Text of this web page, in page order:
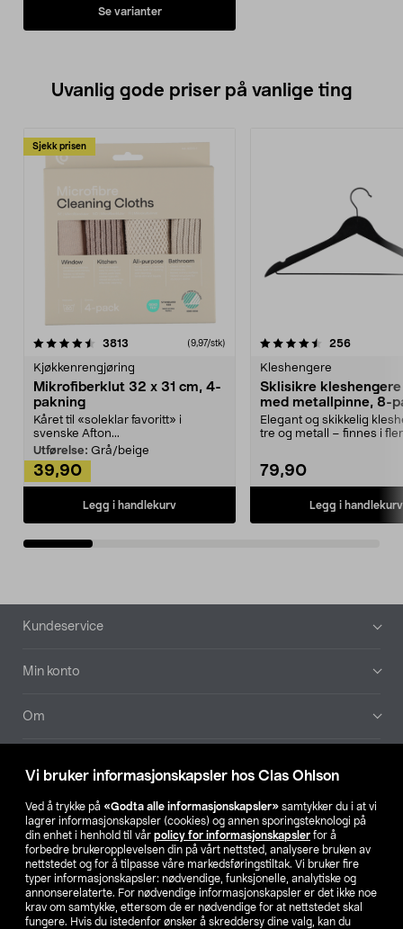
Vi bruker informasjonskapsler hos Clas Ohlson
Ved å trykke på «Godta alle informasjonskapsler» samtykker du i at vi
lagrer informasjonskapsler (cookies) og annen sporingsteknologi på
din enhet i henhold til vår policy for informasjonskapsler for å
forbedre brukeropplevelsen din på vårt nettsted, analysere bruken av
nettstedet og for å tilpasse våre markedsføringstiltak. Vi bruker fire
typer informasjonskapsler: nødvendige, funksjonelle, analytiske og
annonserelaterte. For nødvendige informasjonskapsler er det ikke noe
krav om samtykke, ettersom de er nødvendige for at nettstedet skal
fungere. Hvis du istedenfor ønsker å skreddersy dine valg, kan du
elstart og startsnor.
Se varianter
Uvanlig gode priser på vanlige ting
Sjekk prisen
3813 anmeldelser(9,97/stk)
Kjøkkenrengjøring
Mikrofiberklut 32 x 31 cm, 4-
pakning
Kåret til «soleklar favoritt» i
svenske Afton...
Utførelse: Grå/beige
39,90
Legg i handlekurv
4.5av 5 stjerner 256
Kleshengere
Sklisikre
med metallpinne, 8-
Elegant og skikkelig
tre og metall – finnes i
79,90
Legg i handlekurv
4.5av 5 stjerner
Bunntekst
Kundeservice
Min konto
Om
Våre selskaper
Finn din butikk
SE NO FI